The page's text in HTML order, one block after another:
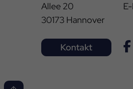
Allee 20
30173 Hannover
Kontakt